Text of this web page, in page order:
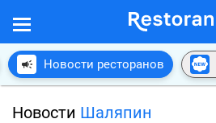
Новости ресторанов
Новости Шаляпин